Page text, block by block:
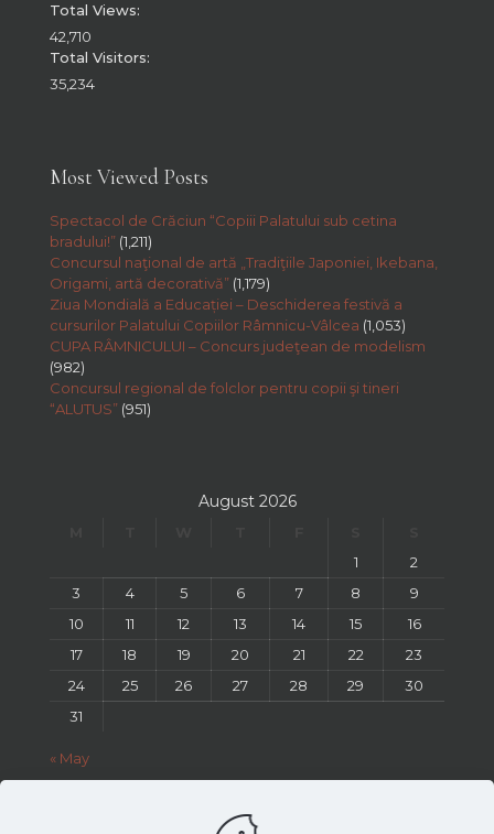
Total Views:
42,710
Total Visitors:
35,234
Most Viewed Posts
Spectacol de Crăciun “Copiii Palatului sub cetina
bradului!” (1,211)
Concursul naţional de artă „Tradiţiile Japoniei, Ikebana,
Origami, artă decorativă” (1,179)
Ziua Mondială a Educației – Deschiderea festivă a
cursurilor Palatului Copiilor Râmnicu-Vâlcea (1,053)
CUPA RÂMNICULUI – Concurs judeţean de modelism
(982)
Concursul regional de folclor pentru copii şi tineri
“ALUTUS” (951)
August 2026
1
2
3
4 5 6 7 8
9
10
11 12 13 14 15
16
17
18 19 20 21 22
23
24
25 26 27 28 29
30
31
« May